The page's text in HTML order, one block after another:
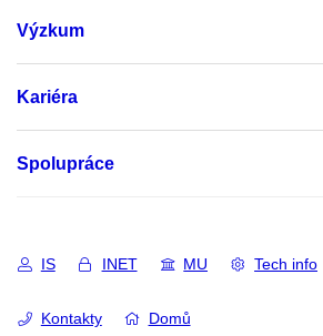
Výzkum
Kariéra
Spolupráce
IS INET MU Tech info
Kontakty Domů